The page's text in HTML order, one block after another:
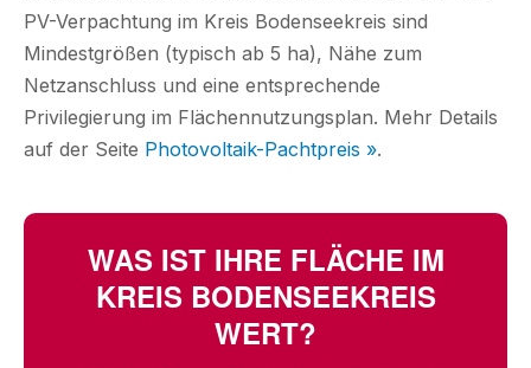
PV-Verpachtung im Kreis Bodenseekreis sind
Mindestgrößen (typisch ab 5 ha), Nähe zum
Netzanschluss und eine entsprechende
Privilegierung im Flächennutzungsplan. Mehr Details
auf der Seite Photovoltaik-Pachtpreis ».
WAS IST IHRE FLÄCHE IM
KREIS BODENSEEKREIS
WERT?